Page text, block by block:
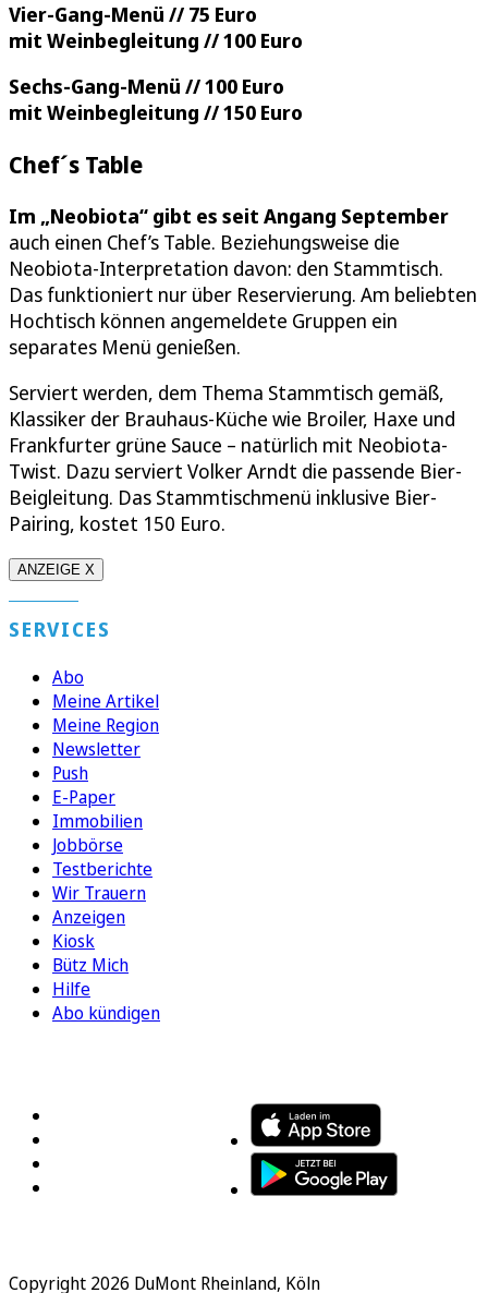
Vier-Gang-Menü // 75 Euro
mit Weinbegleitung // 100 Euro
Sechs-Gang-Menü // 100 Euro
mit Weinbegleitung // 150 Euro
Chef´s Table
Im „Neobiota“ gibt es seit Angang September
auch einen Chef’s Table. Beziehungsweise die
Neobiota-Interpretation davon: den Stammtisch.
Das funktioniert nur über Reservierung. Am beliebten
Hochtisch können angemeldete Gruppen ein
separates Menü genießen.
Serviert werden, dem Thema Stammtisch gemäß,
Klassiker der Brauhaus-Küche wie Broiler, Haxe und
Frankfurter grüne Sauce – natürlich mit Neobiota-
Twist. Dazu serviert Volker Arndt die passende Bier-
Beigleitung. Das Stammtischmenü inklusive Bier-
Pairing, kostet 150 Euro.
ANZEIGE X
SERVICES
Abo
Meine Artikel
Meine Region
Newsletter
Push
E-Paper
Immobilien
Jobbörse
Testberichte
Wir Trauern
Anzeigen
Kiosk
Bütz Mich
Hilfe
Abo kündigen
Copyright 2026 DuMont Rheinland, Köln